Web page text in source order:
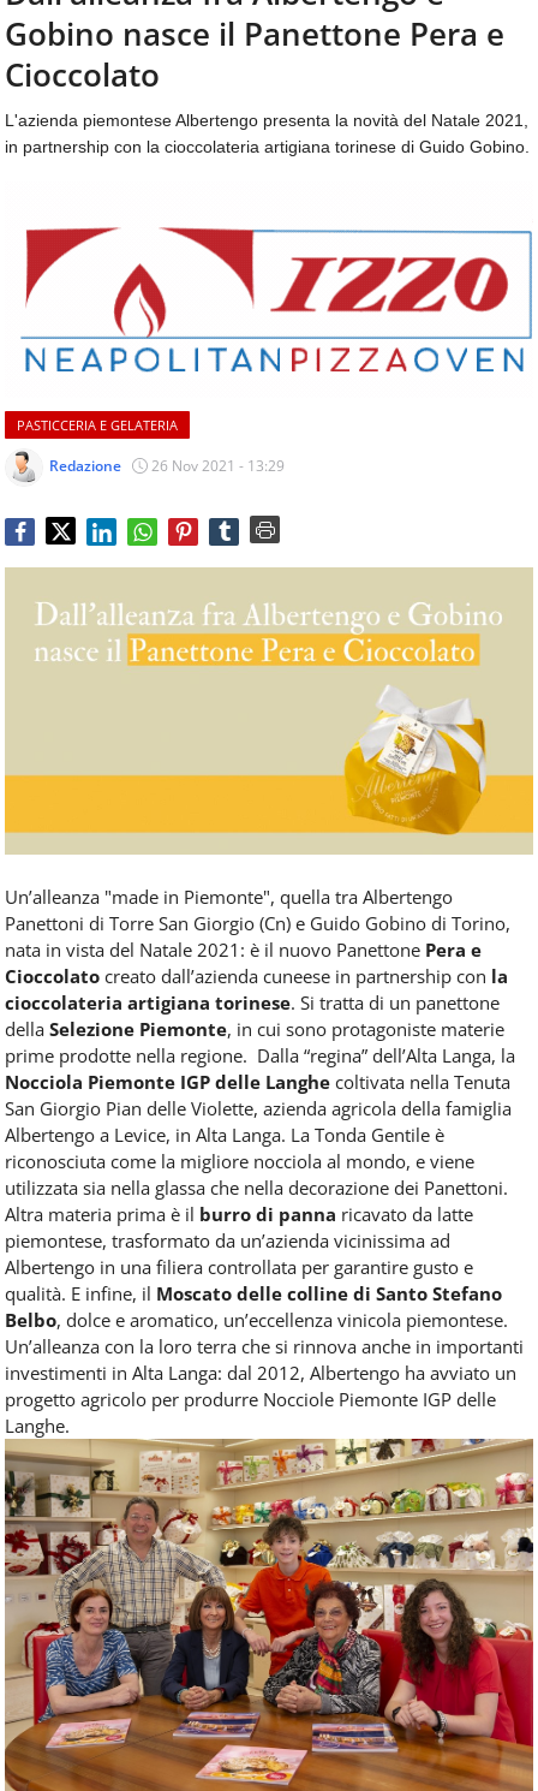
aggiornamenti
quotidiani
su
temi
come
ospitalità,
ristorazione,
beverage,
catering
e
quotidiani
sul
dell'alimentazione,
dei
consumi
del
Food
Service
tutte
le
novità
CONTATTI
Gobino nasce il Panettone Pera e
Cioccolato
L'azienda piemontese Albertengo presenta la novità del Natale 2021,
in partnership con la cioccolateria artigiana torinese di Guido Gobino.
PASTICCERIA E GELATERIA
Redazione 26 Nov 2021 - 13:29
Un’alleanza "made in Piemonte", quella tra Albertengo
Panettoni di Torre San Giorgio (Cn) e Guido Gobino di Torino,
nata in vista del Natale 2021: è il nuovo Panettone Pera e
Cioccolato creato dall’azienda cuneese in partnership con la
cioccolateria artigiana torinese. Si tratta di un panettone
della Selezione Piemonte, in cui sono protagoniste materie
prime prodotte nella regione. Dalla “regina” dell’Alta Langa, la
Nocciola Piemonte IGP delle Langhe coltivata nella Tenuta
San Giorgio Pian delle Violette, azienda agricola della famiglia
Albertengo a Levice, in Alta Langa. La Tonda Gentile è
riconosciuta come la migliore nocciola al mondo, e viene
utilizzata sia nella glassa che nella decorazione dei Panettoni.
Altra materia prima è il burro di panna ricavato da latte
piemontese, trasformato da un’azienda vicinissima ad
Albertengo in una filiera controllata per garantire gusto e
qualità. E infine, il Moscato delle colline di Santo Stefano
Belbo, dolce e aromatico, un’eccellenza vinicola piemontese.
Un’alleanza con la loro terra che si rinnova anche in importanti
investimenti in Alta Langa: dal 2012, Albertengo ha avviato un
progetto agricolo per produrre Nocciole Piemonte IGP delle
Langhe.